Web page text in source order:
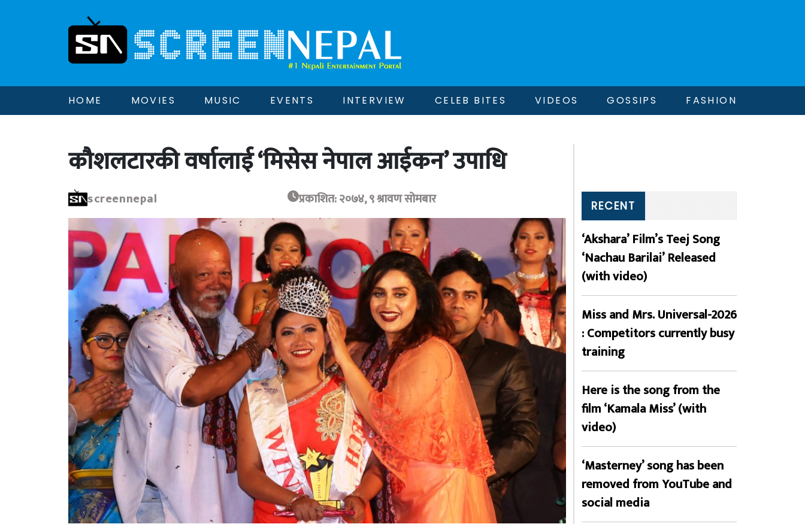
HOME MOVIES MUSIC EVENTS INTERVIEW CELEB BITES VIDEOS GOSSIPS FASHION
कौशलटारकी वर्षालाई ‘मिसेस नेपाल आईकन’ उपाधि
screennepal प्रकाशित: २०७४, ९ श्रावण सोमबार RECENT
‘Akshara’ Film’s Teej Song
‘Nachau Barilai’ Released
(with video)
Miss and Mrs. Universal-2026
: Competitors currently busy
training
Here is the song from the
film ‘Kamala Miss’ (with
video)
‘Masterney’ song has been
removed from YouTube and
social media